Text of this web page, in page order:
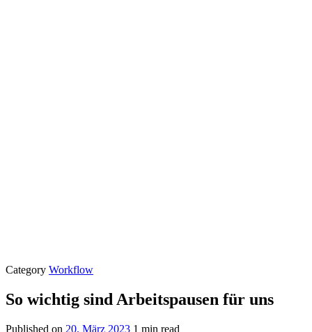
Category Workflow
So wichtig sind Arbeitspausen für uns
Published on 20. März 2023 1 min read